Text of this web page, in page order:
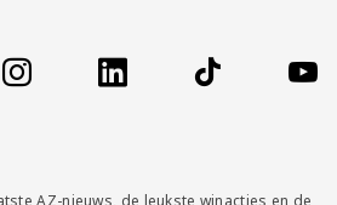
AZAlkmaar
Instagram LinkedIn TikTok